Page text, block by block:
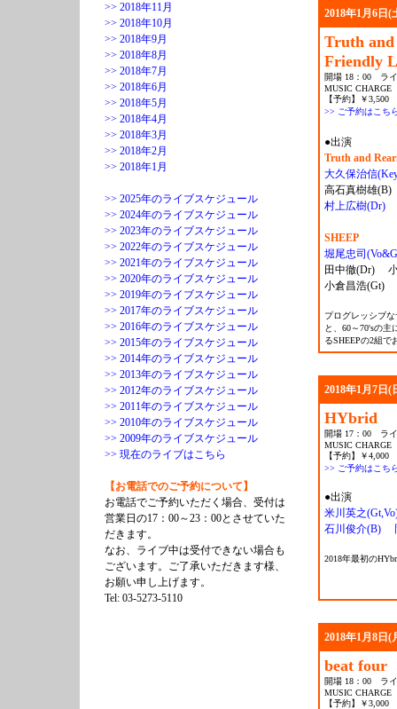
>> 2018年11月
>> 2018年10月
>> 2018年9月
>> 2018年8月
>> 2018年7月
>> 2018年6月
>> 2018年5月
>> 2018年4月
>> 2018年3月
>> 2018年2月
>> 2018年1月
>> 2025年のライブスケジュール
>> 2024年のライブスケジュール
>> 2023年のライブスケジュール
>> 2022年のライブスケジュール
>> 2021年のライブスケジュール
>> 2020年のライブスケジュール
>> 2019年のライブスケジュール
>> 2017年のライブスケジュール
>> 2016年のライブスケジュール
>> 2015年のライブスケジュール
>> 2014年のライブスケジュール
>> 2013年のライブスケジュール
>> 2012年のライブスケジュール
>> 2011年のライブスケジュール
>> 2010年のライブスケジュール
>> 2009年のライブスケジュール
>> 現在のライブはこちら
【お電話でのご予約について】
お電話でご予約いただく場合、受付は
営業日の17：00～23：00とさせていた
だきます。
なお、ライブ中は受付できない場合も
ございます。ご了承いただきます様、
お願い申し上げます。
Tel: 03-5273-5110
2018年1月6日(
Truth and
Friendly
開場 18：00 ラ
MUSIC CHARGE
【予約】￥
>> ご予約はこち
●出演
Truth and
大久保治信
高石真樹雄
村上広樹(Dr)
SHEEP
堀尾忠司
田中徹(Dr)
小倉昌浩(Gt)
プログレッシブ
と、60～70'sの
るSHEEPの2組で
2018年1月7日(
HYbrid
開場 17：00 ラ
MUSIC CHARGE
【予約】￥
>> ご予約はこち
●出演
米川英之
石川俊介(B)
2018年最初の
2018年1月8日(
beat four
開場 18：00 ラ
MUSIC CHARGE
【予約】￥